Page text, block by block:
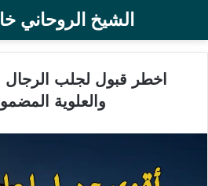
الشيخ الروحاني
اخطر قبول لجلب الرجال
والعلوية